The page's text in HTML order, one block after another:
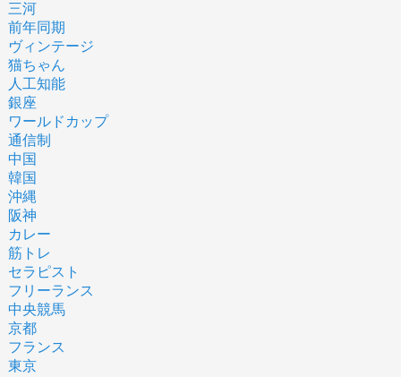
三河
前年同期
ヴィンテージ
猫ちゃん
人工知能
銀座
ワールドカップ
通信制
中国
韓国
沖縄
阪神
カレー
筋トレ
セラピスト
フリーランス
中央競馬
京都
フランス
東京